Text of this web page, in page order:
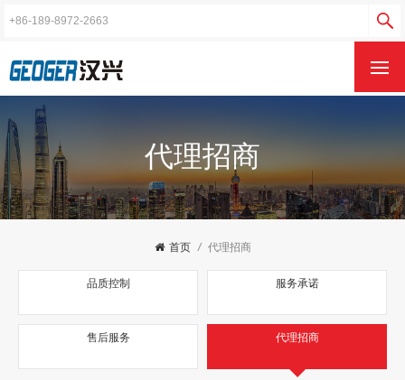
代理招商
首页 / 代理招商
品质控制 服务承诺
售后服务 代理招商